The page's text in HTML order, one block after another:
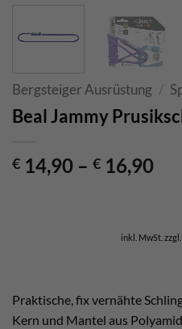
Bergsteiger Ausrüstung /
Beal Jammy
€ 14,90 – € 16,90
inkl. MwSt. zzgl.
Praktische, fix vernähte
Kern und Mantel aus